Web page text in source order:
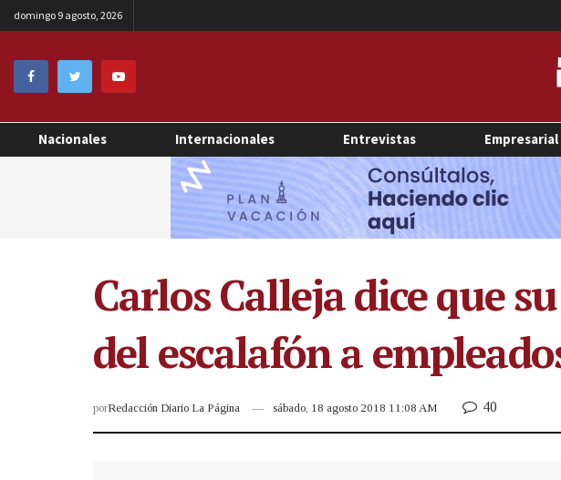
domingo 9 agosto, 2026
Nacionales Internacionales Entrevistas Empresarial
Carlos Calleja dice que
del escalafón a
porRedacción Diario La Página sábado, 18 agosto 2018 11:08 AM 40